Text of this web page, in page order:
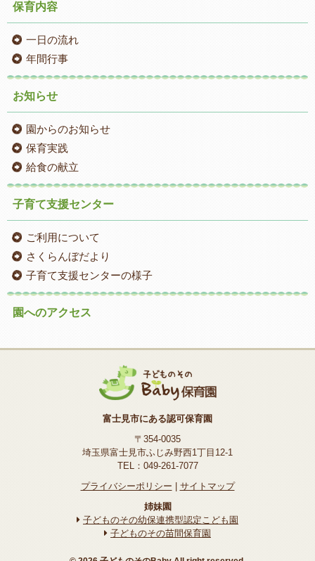
保育内容
一日の流れ
年間行事
お知らせ
園からのお知らせ
保育実践
給食の献立
子育て支援センター
ご利用について
さくらんぼだより
子育て支援センターの様子
園へのアクセス
富士見市にある認可保育園
〒354-0035
埼玉県富士見市ふじみ野西1丁目12-1
TEL：049-261-7077
プライバシーポリシー | サイトマップ
姉妹園
子どものその幼保連携型認定こども園
子どものその苗間保育園